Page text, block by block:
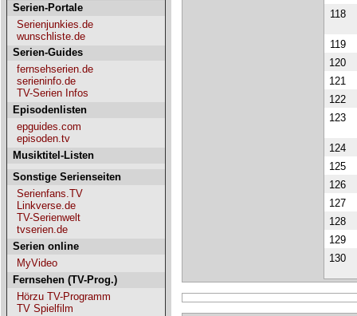
Serien-Portale
Serienjunkies.de
wunschliste.de
Serien-Guides
fernsehserien.de
serieninfo.de
TV-Serien Infos
Episodenlisten
epguides.com
episoden.tv
Musiktitel-Listen
Sonstige Serienseiten
Serienfans.TV
Linkverse.de
TV-Serienwelt
tvserien.de
Serien online
MyVideo
Fernsehen (TV-Prog.)
Hörzu TV-Programm
TV Spielfilm
118
119
120
121
122
123
124
125
126
127
128
129
130